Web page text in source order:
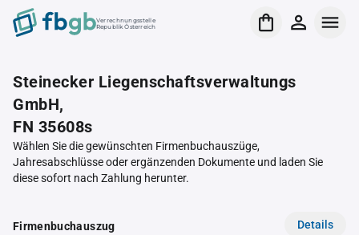
Verrechnungsstelle
Republik Österreich
Steinecker Liegenschaftsverwaltungs
GmbH,
FN 35608s
Wählen Sie die gewünschten Firmenbuchauszüge,
Jahresabschlüsse oder ergänzenden Dokumente und laden Sie
diese sofort nach Zahlung herunter.
Firmenbuchauszug Details